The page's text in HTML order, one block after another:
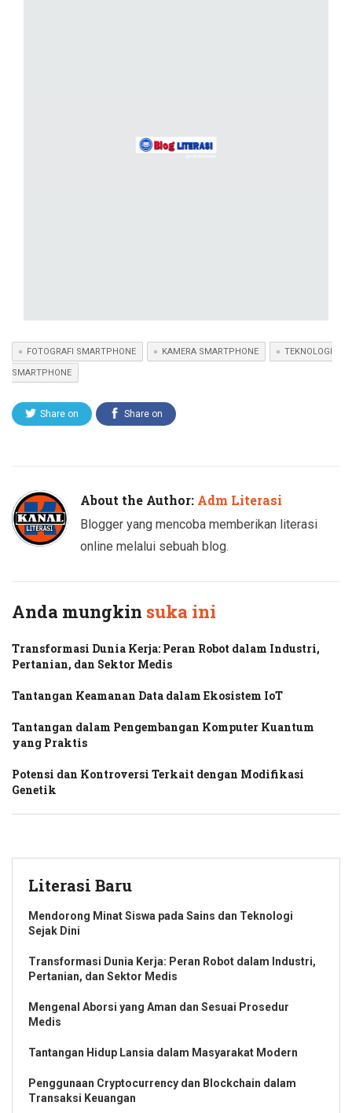
FOTOGRAFI SMARTPHONE KAMERA SMARTPHONE TEKNOLOGI
SMARTPHONE
Share on Share on
About the Author: Adm Literasi
Blogger yang mencoba memberikan literasi
online melalui sebuah blog.
Anda mungkin suka ini
Transformasi Dunia Kerja: Peran Robot dalam Industri,
Pertanian, dan Sektor Medis
Tantangan Keamanan Data dalam Ekosistem IoT
Tantangan dalam Pengembangan Komputer Kuantum
yang Praktis
Potensi dan Kontroversi Terkait dengan Modifikasi
Genetik
Literasi Baru
Mendorong Minat Siswa pada Sains dan Teknologi
Sejak Dini
Transformasi Dunia Kerja: Peran Robot dalam Industri,
Pertanian, dan Sektor Medis
Mengenal Aborsi yang Aman dan Sesuai Prosedur
Medis
Tantangan Hidup Lansia dalam Masyarakat Modern
Penggunaan Cryptocurrency dan Blockchain dalam
Transaksi Keuangan